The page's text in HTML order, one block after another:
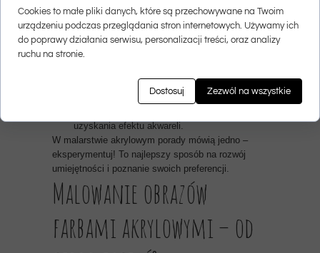
Technika malowania farbami akrylowymi zależy od
efektu, jaki chcesz osiągnąć. Możesz spróbować
m.in.:
warstwowania – nanoszenia kolejnych warstw
suchym pędzlem – dla efektu faktury i
uzyskania efektu akwareli.
W malarstwie akrylowym porady mówią jedno –
eksperymentuj! To najlepszy sposób na rozwój
umiejętności i poznanie swoich preferencji.
Malowanie obrazów
farbami akrylowymi – od
Cookies to małe pliki danych, które są przechowywane na Twoim
urządzeniu podczas przeglądania stron internetowych. Używamy ich
do poprawy działania serwisu, personalizacji treści, oraz analizy
ruchu na stronie.
Dostosuj Zezwól na wszystkie